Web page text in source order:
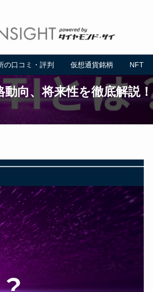
の口コミ・評判 仮想通貨銘柄 NFT
向、将来性を徹底解説！